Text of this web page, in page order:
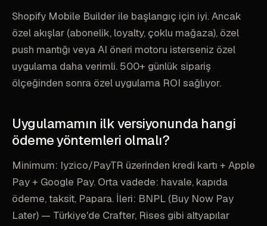
Shopify Mobile Builder ile başlangıç için iyi. Ancak
özel akışlar (abonelik, loyalty, çoklu mağaza), özel
push mantığı veya AI öneri motoru isterseniz özel
uygulama daha verimli. 500+ günlük sipariş
ölçeğinden sonra özel uygulama ROI sağlıyor.
Uygulamamın ilk versiyonunda hangi
ödeme yöntemleri olmalı?
Minimum: Iyzico/PayTR üzerinden kredi kartı + Apple
Pay + Google Pay. Orta vadede: havale, kapıda
ödeme, taksit, Papara. İleri: BNPL (Buy Now Pay
Later) — Türkiye'de Crafter, Rises gibi altyapılar